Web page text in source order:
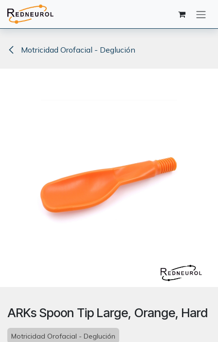
Ir al contenido
Motricidad Orofacial - Deglución
ARKs Spoon Tip Large, Orange, Hard
Motricidad Orofacial - Deglución